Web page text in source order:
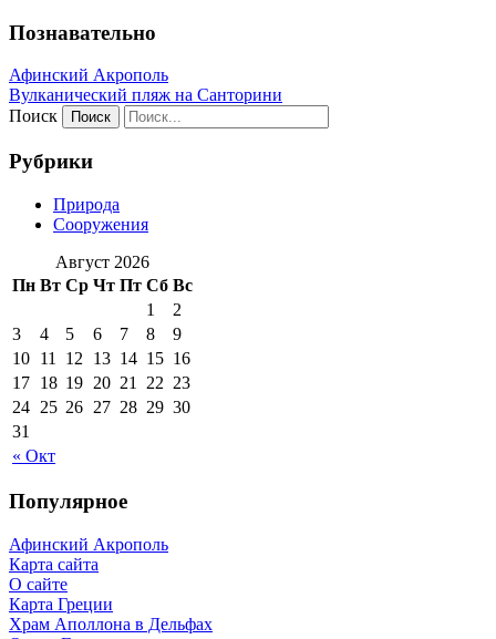
Познавательно
Афинский Акрополь
Вулканический пляж на Санторини
Поиск
Рубрики
Природа
Сооружения
Август 2026
Пн Вт Ср Чт Пт Сб Вс
« Окт
1
2
3
4 5 6 7 8
9
10 11 12 13 14 15 16
17 18 19 20 21 22 23
24 25 26 27 28 29 30
31
Популярное
Афинский Акрополь
Карта сайта
О сайте
Карта Греции
Храм Аполлона в Дельфах